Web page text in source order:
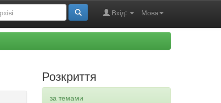
Мова
Вхід:
Розкриття
за темами